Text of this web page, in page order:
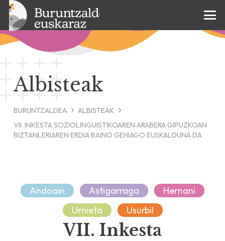
Albisteak
BURUNTZALDEA
ALBISTEAK
VII. INKESTA SOZIOLINGUISTIKOAREN ARABERA GIPUZKOAN
BIZTANLERIAREN ERDIA BAINO GEHIAGO EUSKALDUNA DA
Andoain Astigarraga
Hernani
Urnieta
Usurbil
VII. Inkesta